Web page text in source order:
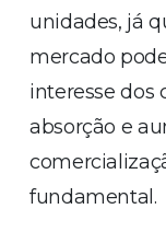
unidades, já
mercado
interesse dos
absorção e
fundamental.